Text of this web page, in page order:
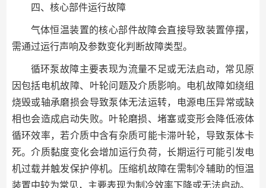
四、核心部件运行故障
气体恒温装置的核心部件故障会直接导致装置停摆，
需通过运行声响及参数变化判断故障类型。
循环泵故障主要表现为流量不足或无法启动，常见原
因包括电机故障、叶轮问题及介质影响。电机故障如绕组
烧毁或轴承磨损会导致泵体无法运转，电源电压异常或缺
相也会造成启动失败。叶轮磨损、堵塞或变形会降低液体
循环效率，若介质中含有杂质可能卡滞叶轮，导致泵体卡
死。介质黏度变化会增加运行负荷，长期运行可能引发电
机过载并触发保护停机。压缩机故障在需制冷辅助的恒温
装置中较为常见，主要表现为制冷效率下降或无法启动。